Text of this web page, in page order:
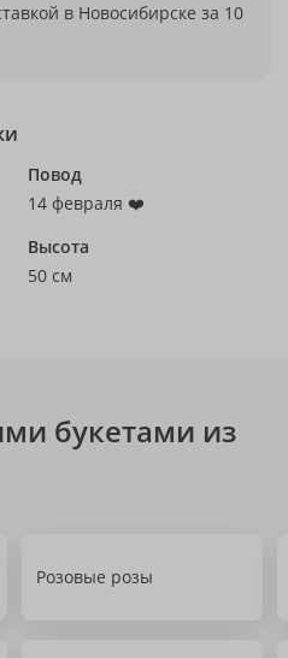
в Новосибирске за 10
Повод
14 февраля ❤️
Высота
50 см
букетами из
Розовые розы